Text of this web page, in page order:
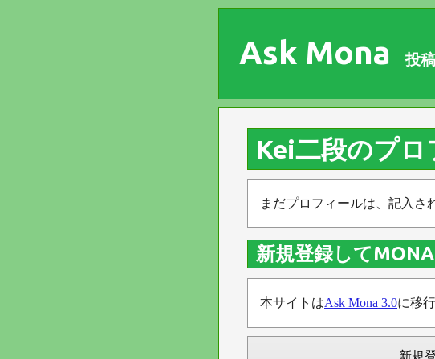
Ask Mona 投
Kei二段のプロ
まだプロフィールは、記入さ
新規登録して
本サイトはAsk Mona 3.0に移
新規